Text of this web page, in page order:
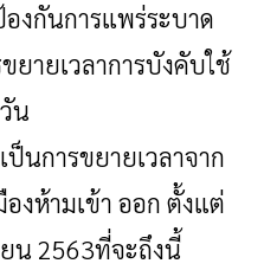
งกันการแพร่ระบาด
ยายเวลาการบังคับใช้
น
นการขยายเวลาจาก
งห้ามเข้า ออก ตั้งแต่
น 2563ที่จะถึงนี้